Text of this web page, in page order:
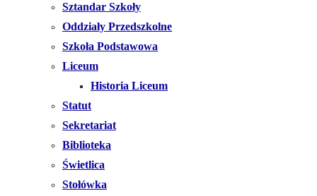
Sztandar Szkoły
Oddziały Przedszkolne
Szkoła Podstawowa
Liceum
Historia Liceum
Statut
Sekretariat
Biblioteka
Świetlica
Stołówka